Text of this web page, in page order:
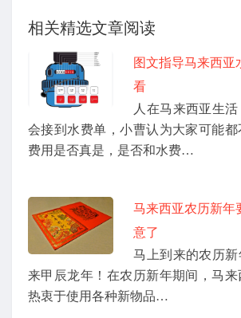
相关精选文章阅读
图文指导马来西亚
看
人在马来西亚生
会接到水费单，小曹认为大家可能
费用是否真是，是否和水费…
马来西亚农历新年
意了
马上到来的农历新
来甲辰龙年！在农历新年期间，马来
热衷于使用各种新物品…